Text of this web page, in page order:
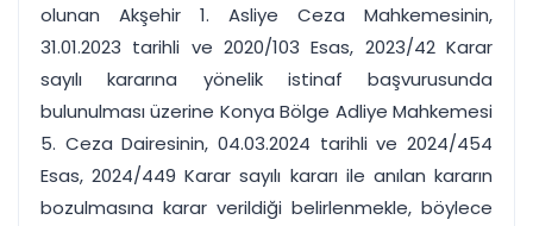
olunan Akşehir 1. Asliye Ceza Mahkemesinin,
31.01.2023 tarihli ve 2020/103 Esas, 2023/42 Karar
sayılı kararına yönelik istinaf başvurusunda
bulunulması üzerine Konya Bölge Adliye Mahkemesi
5. Ceza Dairesinin, 04.03.2024 tarihli ve 2024/454
Esas, 2024/449 Karar sayılı kararı ile anılan kararın
bozulmasına karar verildiği belirlenmekle, böylece